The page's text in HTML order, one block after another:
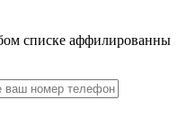
списке аффилированны